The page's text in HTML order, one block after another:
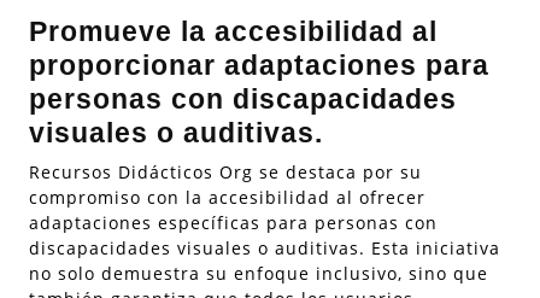
Promueve la accesibilidad al
proporcionar adaptaciones para
personas con discapacidades
visuales o auditivas.
Recursos Didácticos Org se destaca por su
compromiso con la accesibilidad al ofrecer
adaptaciones específicas para personas con
discapacidades visuales o auditivas. Esta iniciativa
no solo demuestra su enfoque inclusivo, sino que